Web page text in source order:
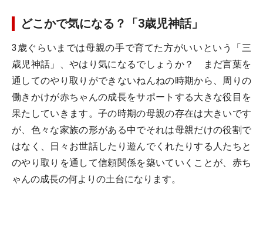
どこかで気になる？「3歳児神話」
3歳ぐらいまでは母親の手で育てた方がいいという「三
歳児神話」、やはり気になるでしょうか？ まだ言葉を
通してのやり取りができないねんねの時期から、周りの
働きかけが赤ちゃんの成長をサポートする大きな役目を
果たしていきます。子の時期の母親の存在は大きいです
が、色々な家族の形がある中でそれは母親だけの役割で
はなく、日々お世話したり遊んでくれたりする人たちと
のやり取りを通して信頼関係を築いていくことが、赤ち
ゃんの成長の何よりの土台になります。